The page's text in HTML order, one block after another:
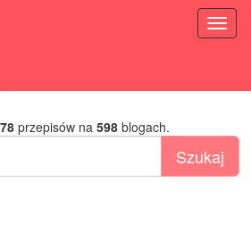
przepisów na 598blogach.